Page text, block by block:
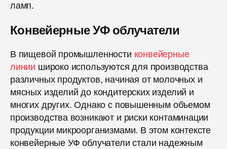
ламп.
Конвейерные УФ облучатели
В пищевой промышленности конвейерные
линии широко используются для производства
различных продуктов, начиная от молочных и
мясных изделий до кондитерских изделий и
многих других. Однако с повышенным объемом
производства возникают и риски контаминации
продукции микроорганизмами. В этом контексте
конвейерные УФ облучатели стали надежным